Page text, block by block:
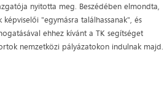
nyitotta meg. Beszédében elmondta,
"egymásra találhassanak", és
ehhez kívánt a TK segítséget
nemzetközi pályázatokon indulnak majd.